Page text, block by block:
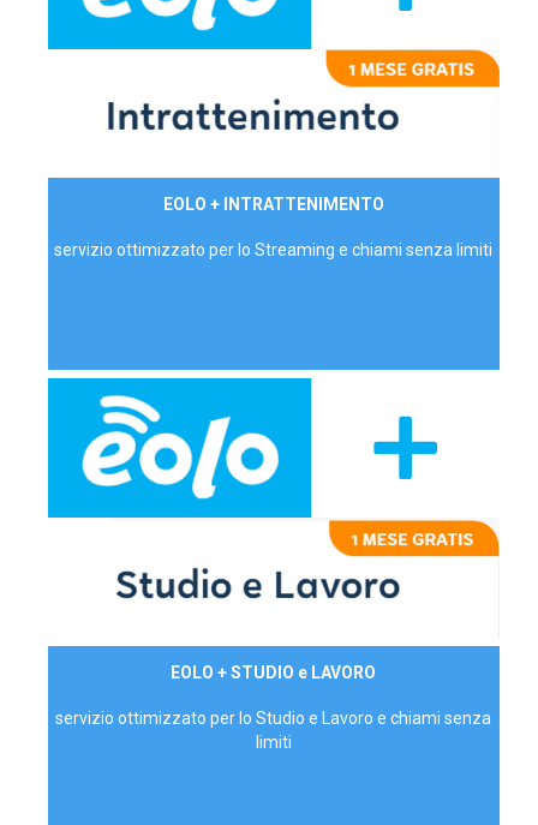
EOLO + INTRATTENIMENTO
servizio ottimizzato per lo Streaming e chiami senza limiti
EOLO + STUDIO e LAVORO
servizio ottimizzato per lo Studio e Lavoro e chiami senza
limiti